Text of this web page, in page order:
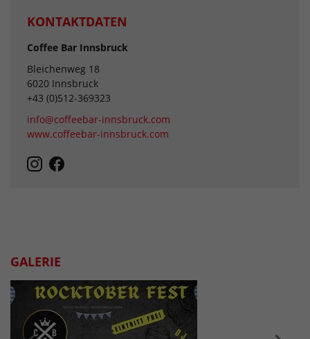
KONTAKTDATEN
Coffee Bar Innsbruck
Bleichenweg 18
6020 Innsbruck
+43 (0)512-369323
info@coffeebar-innsbruck.com
www.coffeebar-innsbruck.com
GALERIE